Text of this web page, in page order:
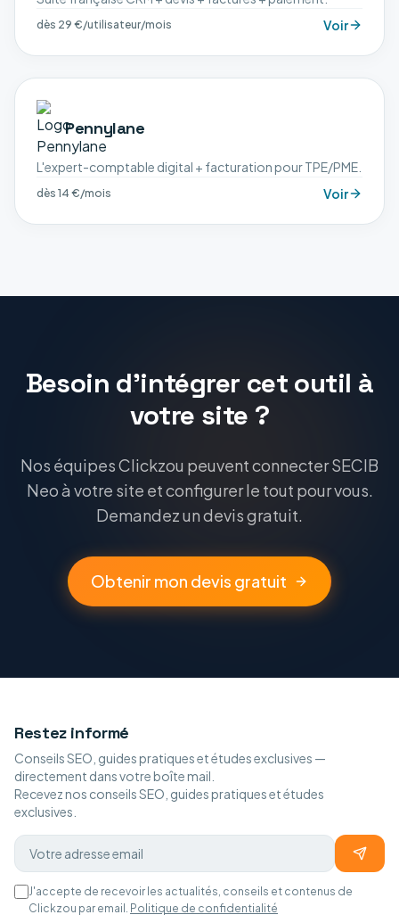
dès 29 €/utilisateur/mois Voir
Pennylane
L'expert-comptable digital + facturation pour TPE/PME.
dès 14 €/mois Voir
Besoin d'intégrer cet outil à
votre site ?
Nos équipes Clickzou peuvent connecter SECIB
Neo à votre site et configurer le tout pour vous.
Demandez un devis gratuit.
Obtenir mon devis gratuit
Restez informé
Conseils SEO, guides pratiques et études exclusives —
directement dans votre boîte mail.
Recevez nos conseils SEO, guides pratiques et études
exclusives.
J'accepte de recevoir les actualités, conseils et contenus de
Clickzou par email. Politique de confidentialité